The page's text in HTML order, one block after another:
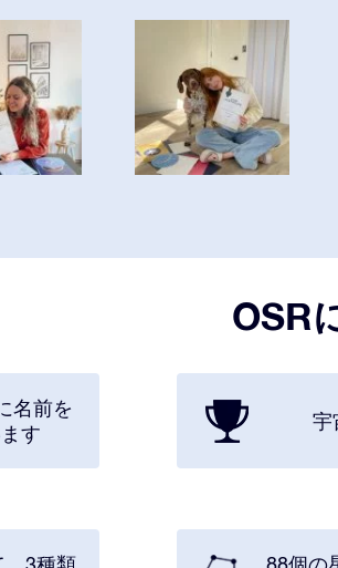
OSR
名前を
す
宇